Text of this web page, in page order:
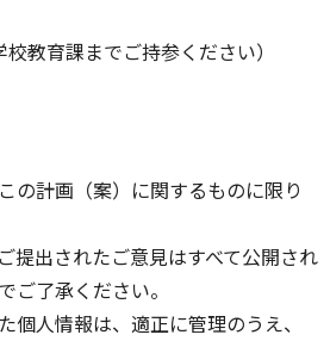
育課までご持参ください）
計画（案）に関するものに限り
出されたご意見はすべて公開され
ご了承ください。
人情報は、適正に管理のうえ、